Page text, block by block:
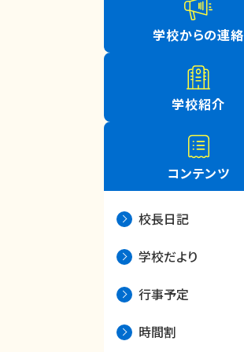
学校からの連絡
学校紹介
コンテンツ
校長日記
学校だより
行事予定
時間割